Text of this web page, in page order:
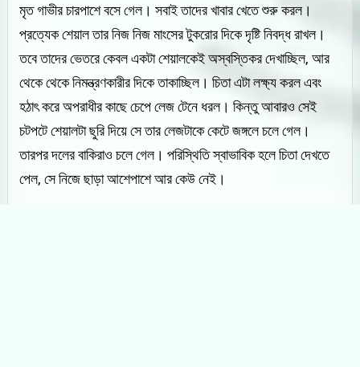
মৃত গাভীর চারপাশে বসে গেল। সবাই তাদের খাবার খেতে শুরু করল।
প্রত্যেক শেয়াল তার নিজ নিজ মাংসের টুকরোর দিকে দৃষ্টি নিবদ্ধ রাখল।
তবে তাদের ভেতরে কেবল একটা শেয়ালকেই অস্বস্তিকর দেখাচ্ছিল, আর
থেকে থেকে নিমন্ত্রণকারীর দিকে তাকাচ্ছিল। চিতা এটা লক্ষ্য করল এবং
হঠাৎ করে অপরাধীর কাছে চেপে লেজ টেনে ধরল। কিন্তু আবারও সেই
চটপটে শেয়ালটা ছুরি দিয়ে সে তার লেজটাকে কেটে জঙ্গলে চলে গেল।
তারপর দলের বাকিরাও চলে গেল। পরিস্থিতি স্বাভাবিক হলে চিতা দেখতে
পেল, সে নিজে ছাড়া আশেপাশে আর কেউ নেই।